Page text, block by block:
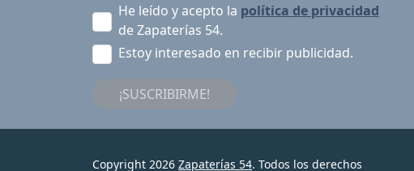
He leído y acepto la política de privacidad
de Zapaterías 54.
Estoy interesado en recibir publicidad.
¡SUSCRIBIRME!
Copyright 2026 Zapaterías 54. Todos los derechos